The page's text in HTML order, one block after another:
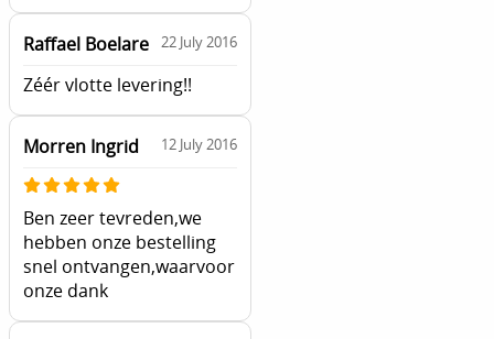
Raffael Boelare 22 July 2016
Zéér vlotte levering!!
Morren Ingrid 12 July 2016
Ben zeer tevreden,we
hebben onze bestelling
snel ontvangen,waarvoor
onze dank